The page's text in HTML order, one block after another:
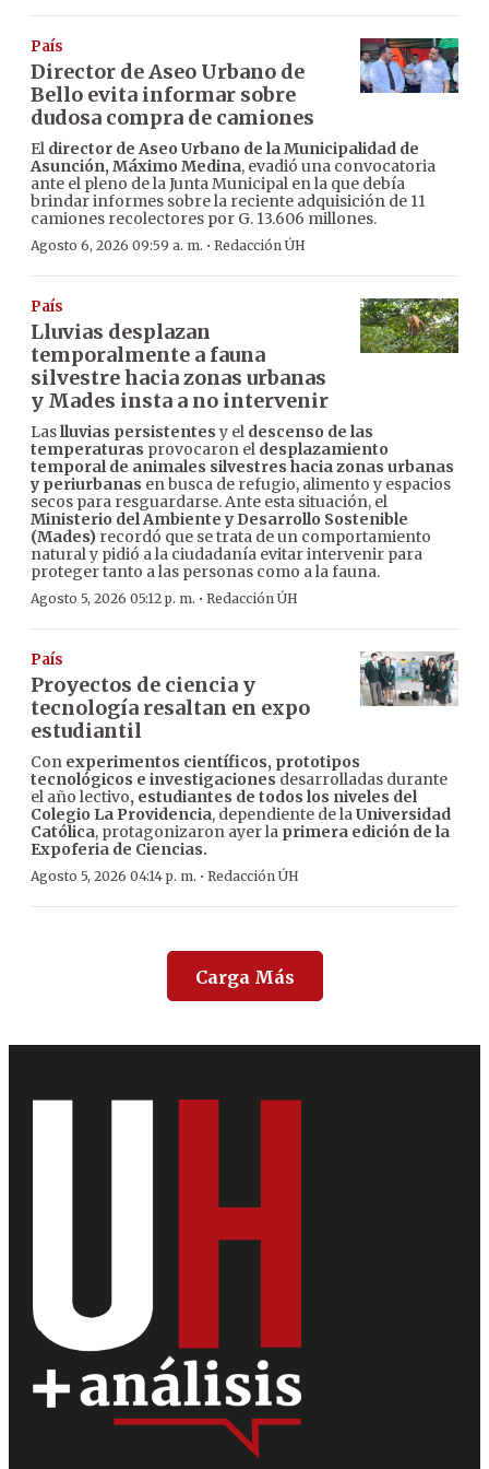
País
Director de Aseo Urbano de
Bello evita informar sobre
dudosa compra de camiones
El director de Aseo Urbano de la Municipalidad de
Asunción, Máximo Medina, evadió una convocatoria
ante el pleno de la Junta Municipal en la que debía
brindar informes sobre la reciente adquisición de 11
camiones recolectores por G. 13.606 millones.
Agosto 6, 2026 09:59 a. m. · Redacción ÚH
País
Lluvias desplazan
temporalmente a fauna
silvestre hacia zonas urbanas
y Mades insta a no intervenir
Laslluvias persistentes y el descenso de las
temperaturas provocaron el desplazamiento
temporal de animales silvestres hacia zonas urbanas
y periurbanas en busca de refugio, alimento y espacios
secos para resguardarse. Ante esta situación, el
Ministerio del Ambiente y Desarrollo Sostenible
(Mades) recordó que se trata de un comportamiento
natural y pidió a la ciudadanía evitar intervenir para
proteger tanto a las personas como a la fauna.
Agosto 5, 2026 05:12 p. m. · Redacción ÚH
País
Proyectos de ciencia y
tecnología resaltan en expo
estudiantil
Con experimentos científicos, prototipos
tecnológicos e investigaciones desarrolladas durante
el año lectivo, estudiantes de todos los niveles del
Colegio La Providencia, dependiente de laUniversidad
Católica, protagonizaron ayer la primera edición de la
Expoferia de Ciencias.
Agosto 5, 2026 04:14 p. m. · Redacción ÚH
Carga Más